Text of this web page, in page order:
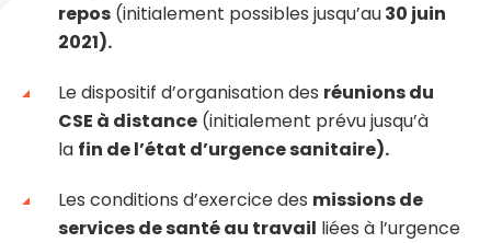
repos (initialement possibles jusqu’au30 juin
2021).
Le dispositif d’organisation des réunions du
CSE à distance (initialement prévu jusqu’à
la fin de l’état d’urgence sanitaire).
Les conditions d’exercice des missions de
services de santé au travail liées à l’urgence